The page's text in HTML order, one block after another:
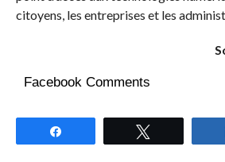
citoyens, les entreprises et les
Facebook Comments